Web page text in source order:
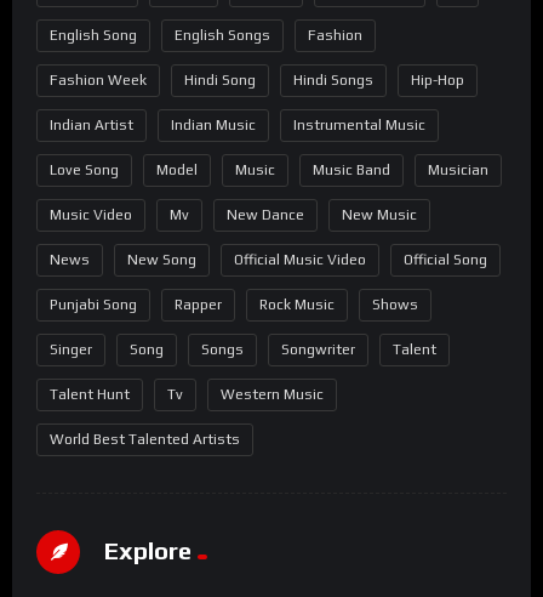
English Song English Songs Fashion
Fashion Week Hindi Song Hindi Songs Hip-Hop
Indian Artist Indian Music Instrumental Music
Love Song Model Music Music Band Musician
Music Video Mv New Dance New Music
News New Song Official Music Video Official Song
Punjabi Song Rapper Rock Music Shows
Singer Song Songs Songwriter Talent
Talent Hunt Tv Western Music
World Best Talented Artists
Explore